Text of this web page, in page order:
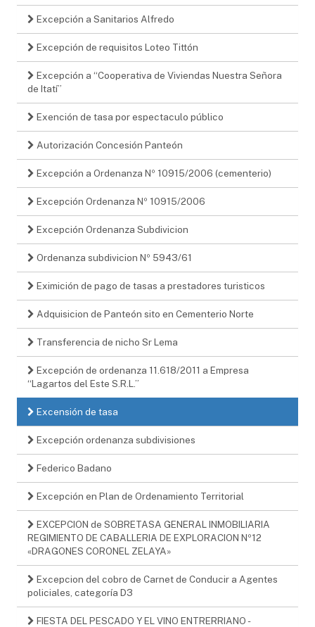
Excepción a Sanitarios Alfredo
Excepción de requisitos Loteo Tittón
Excepción a “Cooperativa de Viviendas Nuestra Señora
de Itatí”
Exención de tasa por espectaculo público
Autorización Concesión Panteón
Excepción a Ordenanza Nº 10915/2006 (cementerio)
Excepción Ordenanza Nº 10915/2006
Excepción Ordenanza Subdivicion
Ordenanza subdivicion Nº 5943/61
Eximición de pago de tasas a prestadores turisticos
Adquisicion de Panteón sito en Cementerio Norte
Transferencia de nicho Sr Lema
Excepción de ordenanza 11.618/2011 a Empresa
“Lagartos del Este S.R.L.”
Excensión de tasa
Excepción ordenanza subdivisiones
Federico Badano
Excepción en Plan de Ordenamiento Territorial
EXCEPCION de SOBRETASA GENERAL INMOBILIARIA
REGIMIENTO DE CABALLERIA DE EXPLORACION Nº12
«DRAGONES CORONEL ZELAYA»
Excepcion del cobro de Carnet de Conducir a Agentes
policiales, categoría D3
FIESTA DEL PESCADO Y EL VINO ENTRERRIANO -